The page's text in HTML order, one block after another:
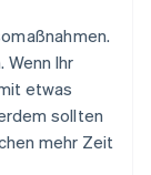
Ihr
etwas
sollten
mehr Zeit